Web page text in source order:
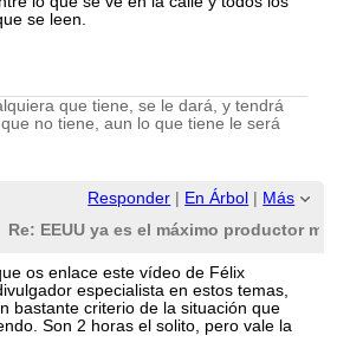
se leen.
que tiene, se le dará, y tendrá
no tiene, aun lo que tiene le será
Responder En Árbol
Más
Re: EEUU ya es el máximo productor
os enlace este vídeo de Félix
especialista en estos temas,
bastante criterio de la situación que
Son 2 horas el solito, pero vale la